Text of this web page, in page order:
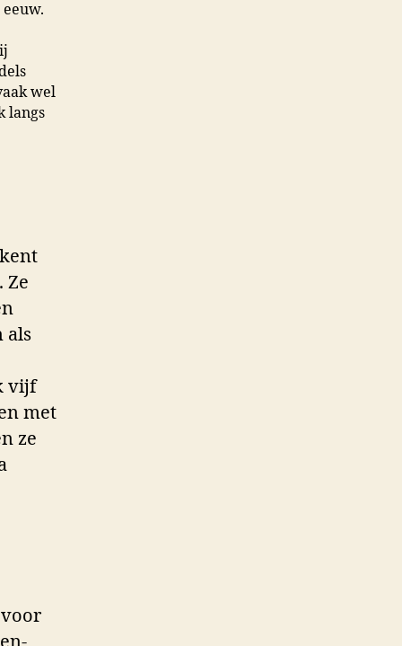
wel
langs
Ze
als
vijf
met
ze
voor